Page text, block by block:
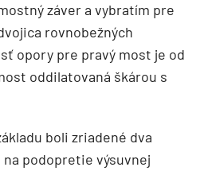
záver a vybratím pre
rovnobežných
opory pre pravý most je od
oddilatovaná škárou s
boli zriadené dva
na podopretie výsuvnej